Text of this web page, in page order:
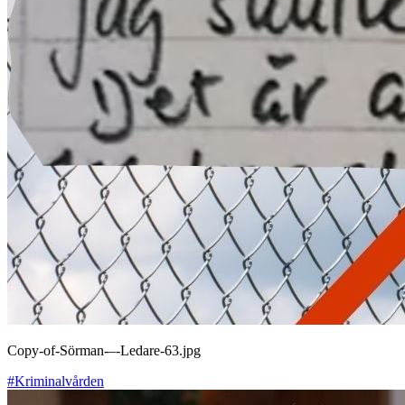
Copy-of-Sörman-–-Ledare-63.jpg
#Kriminalvården